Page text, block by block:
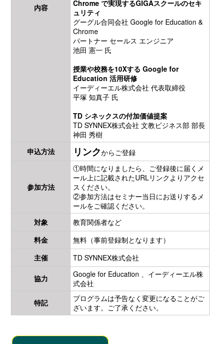
内容
Chrome で実現するGIGAスクールのセキ
ュリティ
グーグル合同会社 Google for Education &
Chrome
パートナー セールス エンジニア
池田 憲一 氏
授業や校務を10Xする Google for
Education 活用研修
イーディーエル株式会社 代表取締役
平塚 知真子 氏
TD シネックスの付加価値提案
TD SYNNEX株式会社 文教ビジネス部 部長
神田 秀樹
申込方法
リンクからご登録
参加方法
①時間になりましたら、ご登録後に届くメ
ール上に記載されたURLリンクよりアクセ
スください。
②参加方法はセミナー当日にお送りするメ
ールをご確認ください。
対象
教育関係者など
料金
無料（事前登録制となります）
主催
TD SYNNEX株式会社
協力
Google for Education 、イーディーエル株
式会社
特記
プログラムは予告なく変更になることがご
ざいます。ご了承ください。